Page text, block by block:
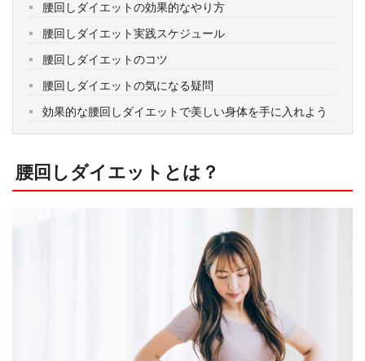
腰回しダイエットの効果的なやり方
腰回しダイエット実践スケジュール
腰回しダイエットのコツ
腰回しダイエットの気になる疑問
効果的な腰回しダイエットで美しい身体を手に入れよう
腰回しダイエットとは？